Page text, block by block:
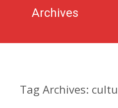
Archives
Tag Archives: